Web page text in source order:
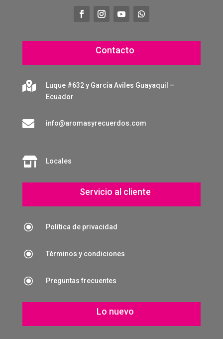
Contacto

Luque #632 y Garcia Aviles Guayaquil –
Ecuador
 info@aromasyrecuerdos.com
 Locales
Servicio al cliente
\ Política de privacidad
\ Términos y condiciones
\ Preguntas frecuentes
Lo nuevo